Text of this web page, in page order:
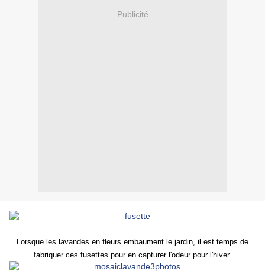
Publicité
Lorsque les lavandes en fleurs embaument le jardin, il est temps de
fabriquer ces fusettes pour en capturer l'odeur pour l'hiver.